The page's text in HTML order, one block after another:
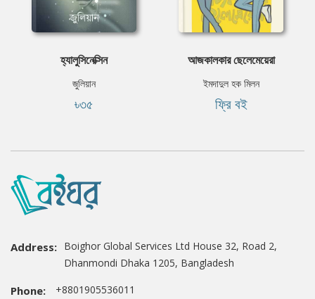
হ্যালুসিনেক্সিন
জুলিয়ান
৳৩৫
আজকালকার ছেলেমেয়েরা
ইমদাদুল হক মিলন
ফ্রি বই
Address: Boighor Global Services Ltd House 32, Road 2,
Dhanmondi Dhaka 1205, Bangladesh
Phone: +8801905536011